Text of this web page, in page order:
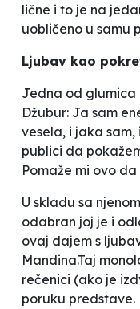
lične i to je na
uobličeno u samu
Ljubav kao
Jedna od glumica
Džubur: Ja sam
vesela, i jaka sam,
publici da
Pomaže mi ovo
U skladu sa
odabran joj je i
ovaj dajem s
Mandina.Taj
rečenici (ako je
poruku